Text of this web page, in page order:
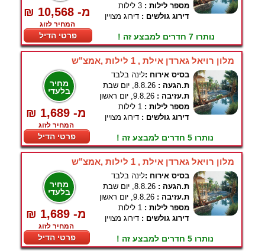
₪ 10,568 -מ
המחיר לזוג
פרטי הדיל
מספר לילות : 3 לילות
דירוג גולשים : דירוג מצויין
נותרו 7 חדרים למבצע זה !
מלון רויאל גארדן אילת , 1 לילות ,אמצ"ש
מחיר
בלעדי
₪ 1,689 -מ
המחיר לזוג
פרטי הדיל
בסיס אירוח :לינה בלבד
ת.הגעה : 8.8.26, יום שבת
ת.עזיבה : 9.8.26, יום ראשון
מספר לילות : 1 לילות
דירוג גולשים : דירוג מצויין
נותרו 5 חדרים למבצע זה !
מלון רויאל גארדן אילת , 1 לילות ,אמצ"ש
מחיר
בלעדי
₪ 1,689 -מ
המחיר לזוג
פרטי הדיל
בסיס אירוח :לינה בלבד
ת.הגעה : 8.8.26, יום שבת
ת.עזיבה : 9.8.26, יום ראשון
מספר לילות : 1 לילות
דירוג גולשים : דירוג מצויין
נותרו 5 חדרים למבצע זה !